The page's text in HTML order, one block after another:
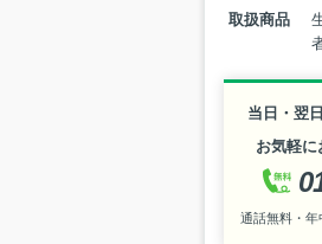
取扱商品
当日・翌
お気軽に
通話無料・年